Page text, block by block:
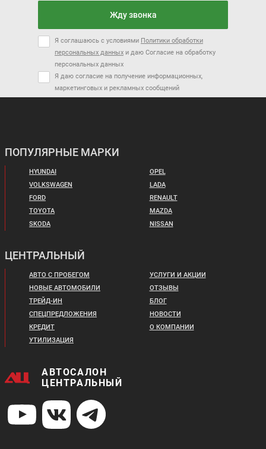
Жду звонка
Я соглашаюсь с условиями Политики обработки
персональных данных и даю Согласие на обработку
персональных данных
Я даю согласие на получение информационных,
маркетинговых и рекламных сообщений
ПОПУЛЯРНЫЕ МАРКИ
HYUNDAI
VOLKSWAGEN
FORD
TOYOTA
SKODA
OPEL
LADA
RENAULT
MAZDA
NISSAN
ЦЕНТРАЛЬНЫЙ
АВТО С ПРОБЕГОМ
НОВЫЕ АВТОМОБИЛИ
ТРЕЙД-ИН
СПЕЦПРЕДЛОЖЕНИЯ
КРЕДИТ
УТИЛИЗАЦИЯ
УСЛУГИ И АКЦИИ
ОТЗЫВЫ
БЛОГ
НОВОСТИ
О КОМПАНИИ
АВТОСАЛОН
ЦЕНТРАЛЬНЫЙ